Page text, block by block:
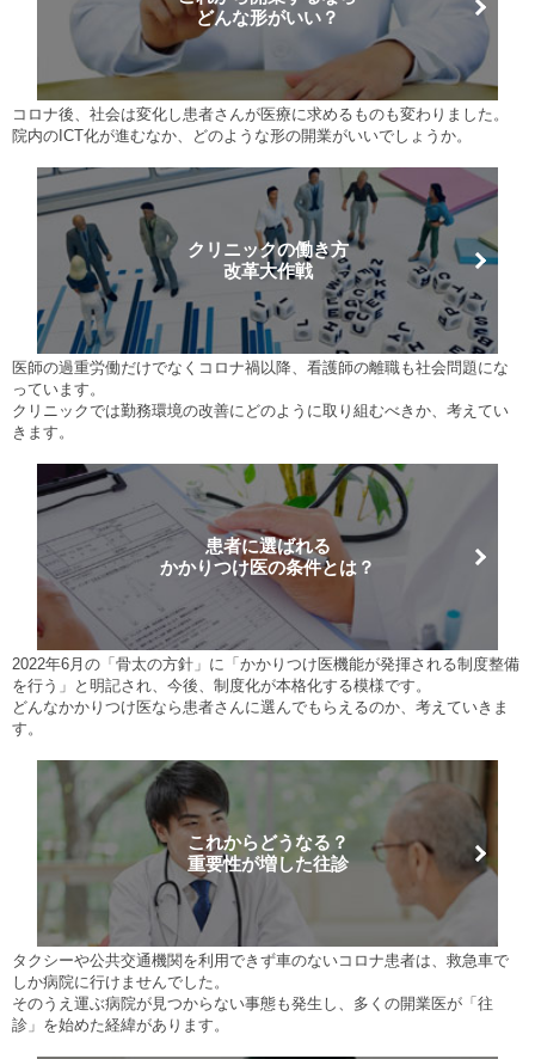
どんな形がいい？
コロナ後、社会は変化し患者さんが医療に求めるものも変わりました。
院内のICT化が進むなか、どのような形の開業がいいでしょうか。
クリニックの働き方
改革大作戦
医師の過重労働だけでなくコロナ禍以降、看護師の離職も社会問題にな
っています。
クリニックでは勤務環境の改善にどのように取り組むべきか、考えてい
きます。
患者に選ばれる
かかりつけ医の条件とは？
2022年6月の「骨太の方針」に「かかりつけ医機能が発揮される制度整備
を行う」と明記され、今後、制度化が本格化する模様です。
どんなかかりつけ医なら患者さんに選んでもらえるのか、考えていきま
す。
これからどうなる？
重要性が増した往診
タクシーや公共交通機関を利用できず車のないコロナ患者は、救急車で
しか病院に行けませんでした。
そのうえ運ぶ病院が見つからない事態も発生し、多くの開業医が「往
診」を始めた経緯があります。